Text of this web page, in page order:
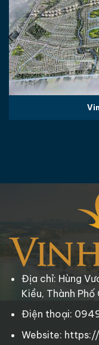
Địa chỉ: Hùng
Kiều, Thành Phố
Điện thoại:
Website: